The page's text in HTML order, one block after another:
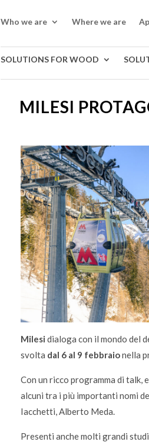
Who we are Where we are
SOLUTIONS FOR WOOD
MILESI
Milesi dialoga con il mondo del
svolta dal 6 al 9 febbraionella
Con un ricco programma di talk,
alcuni tra i più importanti nomi
Iacchetti, Alberto Meda.
Presenti anche molti grandi